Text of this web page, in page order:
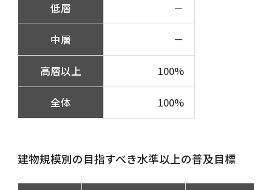
低層 －
中層 －
高層以上 100%
全体 100%
建物規模別の目指すべき水準以上の普及目標